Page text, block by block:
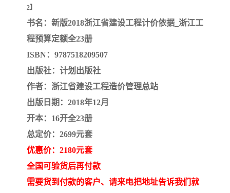
2】
书名：新版2018浙江省建设工程计价依据_浙江工
程预算定额全23册
ISBN：9787518209507
出版社：计划出版社
作者：浙江省建设工程造价管理总站
出版日期：2018年12月
开本：16开全23册
总定价：2699元套
优惠价：2180元套
全国可验货后再付款
需要货到付款的客户、请来电把地址告诉我们就